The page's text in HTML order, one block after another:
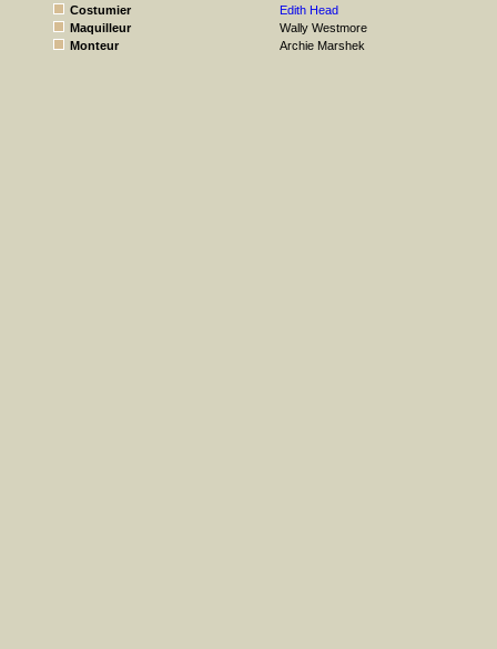
Costumier
Edith Head
Maquilleur
Wally Westmore
Monteur
Archie Marshek